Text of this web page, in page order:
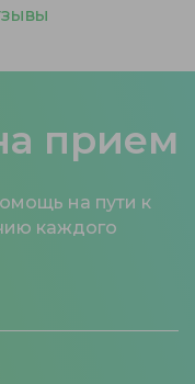
прием
на пути к
каждого